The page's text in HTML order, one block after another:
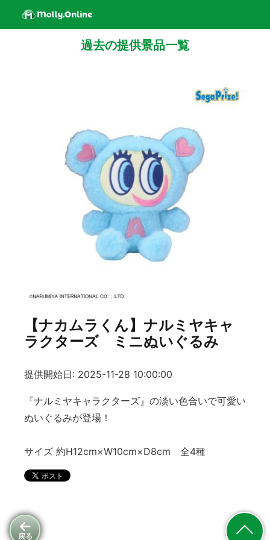
戻る
過去の提供景品一覧
【ナカムラくん】ナルミヤキャ
ラクターズ ミニぬいぐるみ
提供開始日: 2025-11-28 10:00:00
『ナルミヤキャラクターズ』の淡い色合いで可愛い
ぬいぐるみが登場！
サイズ 約H12cm×W10cm×D8cm 全4種